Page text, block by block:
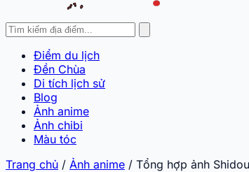
Điểm du lịch
Đền Chùa
Di tích lịch sử
Blog
Ảnh anime
Ảnh chibi
Màu tóc
Trang chủ / Ảnh anime / Tổng hợp ảnh